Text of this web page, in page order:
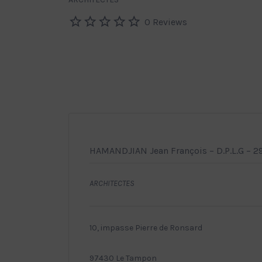
0 Reviews
HAMANDJIAN Jean François – D.P.L.G –
ARCHITECTES
10, impasse Pierre de Ronsard
97430 Le Tampon